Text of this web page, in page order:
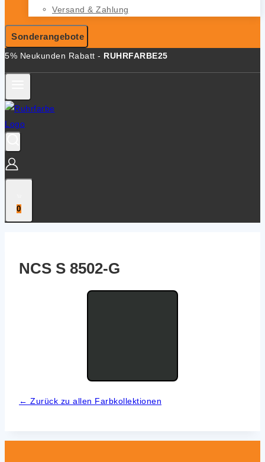
Versand & Zahlung
Sonderangebote
5% Neukunden Rabatt - RUHRFARBE25
0
NCS S 8502‑G
← Zurück zu allen Farb­kol­lek­tio­nen